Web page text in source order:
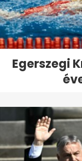
Egerszegi